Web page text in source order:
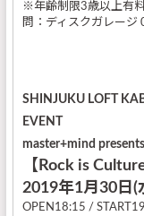
※年齢制限3歳以上有
問：ディスクガレー
SHINJUKU LOFT
EVENT
master+mind presents
【Rock is
2019年1月30日(
OPEN18:15 /